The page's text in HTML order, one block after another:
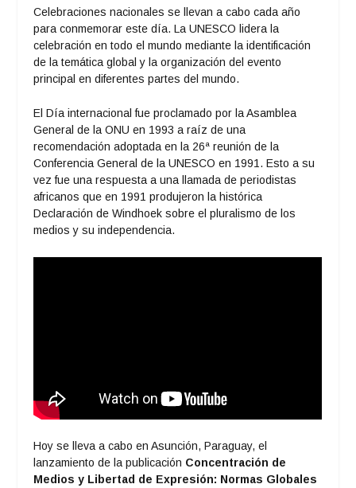
Celebraciones nacionales se llevan a cabo cada año
para conmemorar este día. La UNESCO lidera la
celebración en todo el mundo mediante la identificación
de la temática global y la organización del evento
principal en diferentes partes del mundo.
El Día internacional fue proclamado por la Asamblea
General de la ONU en 1993 a raíz de una
recomendación adoptada en la 26ª reunión de la
Conferencia General de la UNESCO en 1991. Esto a su
vez fue una respuesta a una llamada de periodistas
africanos que en 1991 produjeron la histórica
Declaración de Windhoek sobre el pluralismo de los
medios y su independencia.
Hoy se lleva a cabo en Asunción, Paraguay, el
lanzamiento de la publicación Concentración de
Medios y Libertad de Expresión: Normas Globales